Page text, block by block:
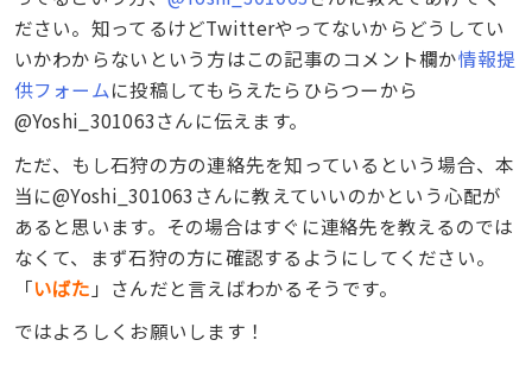
ださい。知ってるけどTwitterやってないからどうしてい
いかわからないという方はこの記事のコメント欄か情報提
供フォームに投稿してもらえたらひらつーから
@Yoshi_301063さんに伝えます。
ただ、もし石狩の方の連絡先を知っているという場合、本
当に@Yoshi_301063さんに教えていいのかという心配が
あると思います。その場合はすぐに連絡先を教えるのでは
なくて、まず石狩の方に確認するようにしてください。
「いばた 」さんだと言えばわかるそうです。
ではよろしくお願いします！